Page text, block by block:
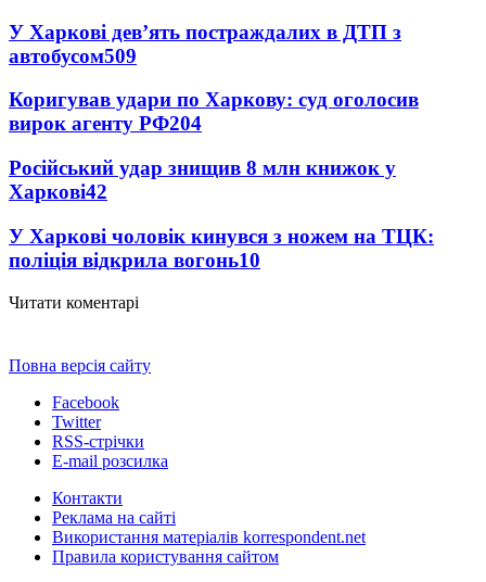
У Харкові дев’ять постраждалих в ДТП з
автобусом509
Коригував удари по Харкову: суд оголосив
вирок агенту РФ204
Російський удар знищив 8 млн книжок у
Харкові42
У Харкові чоловік кинувся з ножем на ТЦК:
поліція відкрила вогонь10
Читати коментарі
Повна версія сайту
Facebook
Twitter
RSS-стрічки
E-mail розсилка
Контакти
Реклама на сайті
Використання матеріалів korrespondent.net
Правила користування сайтом